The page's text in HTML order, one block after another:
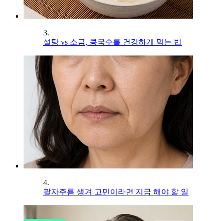
3.
설탕 vs 소금, 콩국수를 건강하게 먹는 법
4.
팔자주름 생겨 고민이라면 지금 해야 할 일